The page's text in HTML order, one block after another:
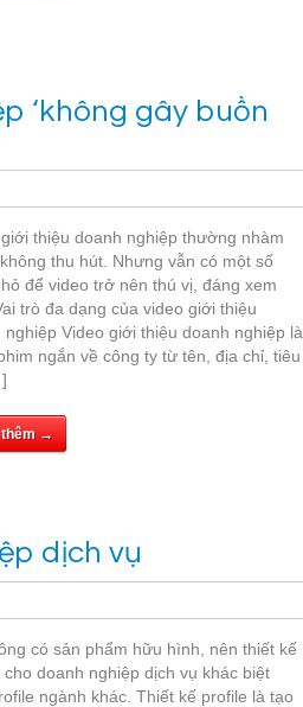
‘không gây buồn
thiệu doanh nghiệp thường nhàm
thu hút. Nhưng vẫn có một số
để video trở nên thú vị, đáng xem
trò đa dạng của video giới thiệu
nghiệp Video giới thiệu doanh nghiệp là
ngắn về công ty từ tên, địa chỉ, tiêu
thêm →
dịch vụ
có sản phẩm hữu hình, nên thiết kế
cho doanh nghiệp dịch vụ khác biệt
ngành khác. Thiết kế profile là tạo